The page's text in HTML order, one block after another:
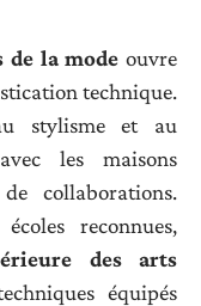
de la mode ouvre
technique.
stylisme et au
les maisons
collaborations.
reconnues,
des arts
équipés